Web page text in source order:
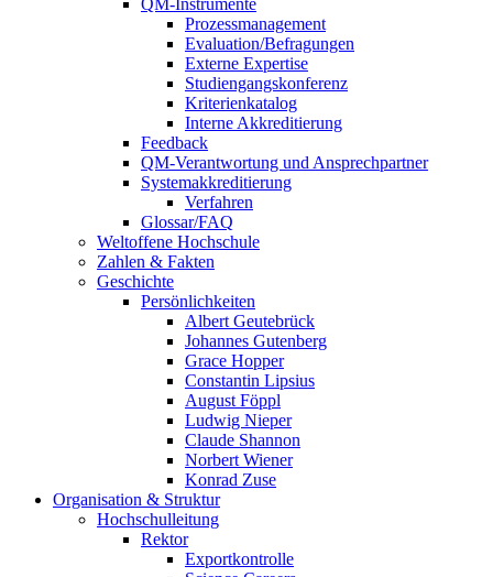
Prozessmanagement
Evaluation/Befragungen
Externe Expertise
Studiengangskonferenz
Kriterienkatalog
Interne Akkreditierung
Feedback
QM-Verantwortung und Ansprechpartner
Systemakkreditierung
Verfahren
Glossar/FAQ
Weltoffene Hochschule
Zahlen & Fakten
Geschichte
Persönlichkeiten
Albert Geutebrück
Johannes Gutenberg
Grace Hopper
Constantin Lipsius
August Föppl
Ludwig Nieper
Claude Shannon
Norbert Wiener
Konrad Zuse
Organisation & Struktur
Hochschulleitung
Rektor
Exportkontrolle